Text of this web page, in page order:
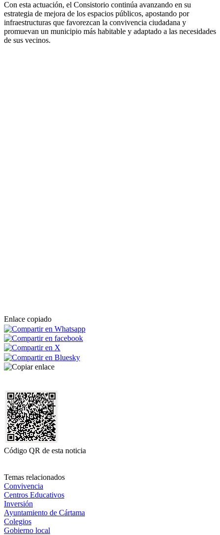
Con esta actuación, el Consistorio continúa avanzando en su
estrategia de mejora de los espacios públicos, apostando por
infraestructuras que favorezcan la convivencia ciudadana y
promuevan un municipio más habitable y adaptado a las necesidades
de sus vecinos.
Enlace copiado
Código QR de esta noticia
Temas relacionados
Convivencia
Centros Educativos
Inversión
Ayuntamiento de Cártama
Colegios
Gobierno local